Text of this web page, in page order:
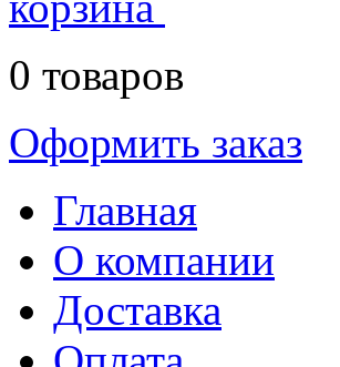
0 товаров
Оформить заказ
Главная
О компании
Доставка